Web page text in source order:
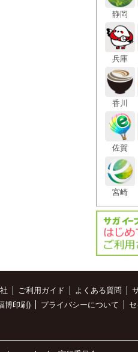
静岡
兵庫
香川
佐賀
宮崎
ご利用ガイド よくある質問
博印刷) プライバシーについて